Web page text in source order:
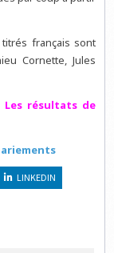
français sont
Cornette, Jules
Les résultats de
LINKEDIN